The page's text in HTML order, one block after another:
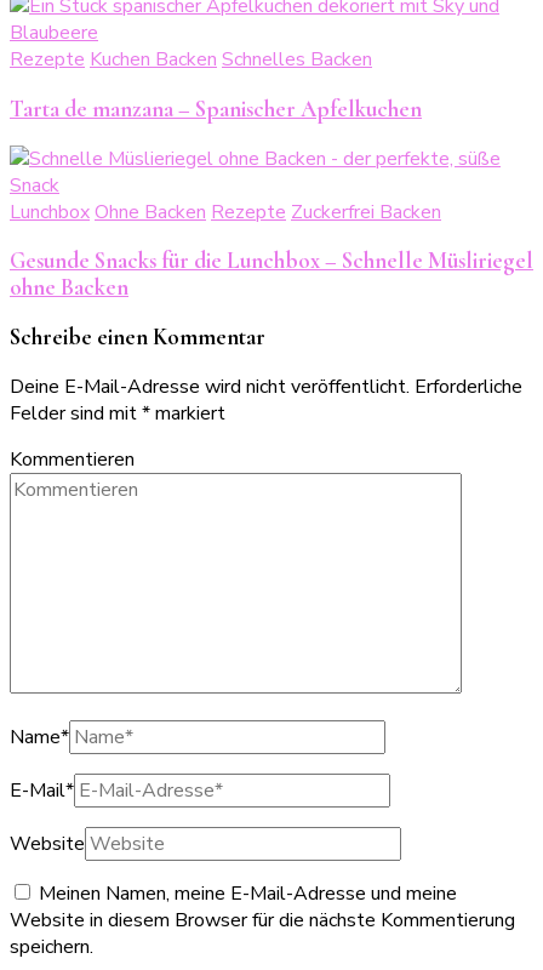
Rezepte Kuchen Backen Schnelles Backen
Tarta de manzana – Spanischer Apfelkuchen
LunchboxOhne Backen Rezepte Zuckerfrei Backen
Gesunde Snacks für die Lunchbox – Schnelle Müsliriegel
ohne Backen
Schreibe einen Kommentar
Deine E-Mail-Adresse wird nicht veröffentlicht. Erforderliche
Felder sind mit*markiert
Kommentieren
Name*
E-Mail*
Website
Meinen Namen, meine E-Mail-Adresse und meine
Website in diesem Browser für die nächste Kommentierung
speichern.